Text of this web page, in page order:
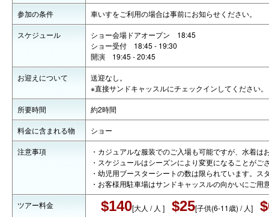
参加の条件 車いすをご利用の場合は事前にお知らせください。
スケジュール
ショー会場ドアオープン 18:45
ショー受付 18:45 - 19:30
開演 19:45 - 20:45
お迎えについて
送迎なし。
※直接サンドキャッスルにチェックインしてください。
所要時間 約2時間
料金に含まれる物 ショー
注意事項
・カジュアルな服装でのご入場も可能ですが、水着は
・スケジュールはシーズンにより変更になることがご
・幼児用ブースターシートの数は限られています。ス
・お客様用駐車場はサンドキャッスルの向かいにご用
ツアー料金 $140[大人 / 人 ] $25[子供(6-11歳) / 人]